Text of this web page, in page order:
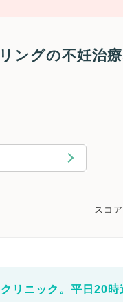
ングの不妊治
スコ
リニック。平日20時